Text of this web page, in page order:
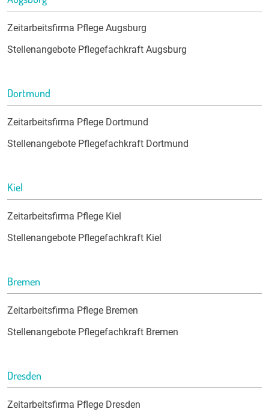
Zeitarbeitsfirma Pflege Augsburg
Stellenangebote Pflegefachkraft Augsburg
Dortmund
Zeitarbeitsfirma Pflege Dortmund
Stellenangebote Pflegefachkraft Dortmund
Kiel
Zeitarbeitsfirma Pflege Kiel
Stellenangebote Pflegefachkraft Kiel
Bremen
Zeitarbeitsfirma Pflege Bremen
Stellenangebote Pflegefachkraft Bremen
Dresden
Zeitarbeitsfirma Pflege Dresden